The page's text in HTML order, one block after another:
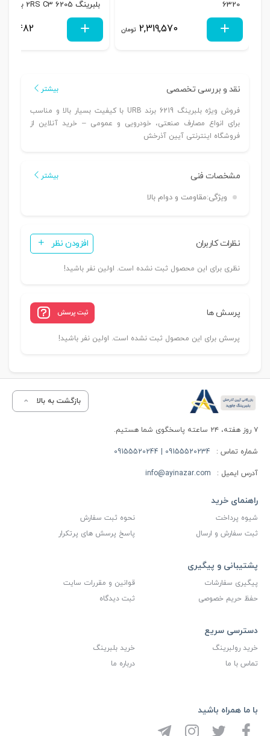
6320
2,319,570 تومان
بلبرینگ 6205 2RS C3 برند SKF
295,482
نقد و بررسی تخصصی بیشتر
فروش ویژه بلبرینگ 6219 برند URB با کیفیت بسیار بالا و مناسب
برای انواع مصارف صنعتی، خودرویی و عمومی – خرید آنلاین از
فروشگاه اینترنتی آیین آذرخش
مشخصات فنی بیشتر
ویژگی:مقاومت و دوام بالا
نظرات کاربران افزودن نظر
نظری برای این محصول ثبت نشده است. اولین نفر باشید!
پرسش ها ثبت پرسش
پرسش برای این محصول ثبت نشده است. اولین نفر باشید!
بازگشت به بالا
۷ روز هفته، ۲۴ ساعته پاسخگوی شما هستیم.
شماره تماس : 09155520234 | 09155520244
آدرس ایمیل : info@ayinazar.com
راهنمای خرید
شیوه پرداخت
نحوه ثبت سفارش
ثبت سفارش و ارسال
پاسخ پرسش های پرتکرار
پشتیبانی و پیگیری
پیگیری سفارشات
قوانین و مقررات سایت
حفظ حریم خصوصی
ثبت دیدگاه
دسترسی سریع
خرید رولبرینگ
خرید بلبرینگ
تماس با ما
درباره ما
با ما همراه باشید